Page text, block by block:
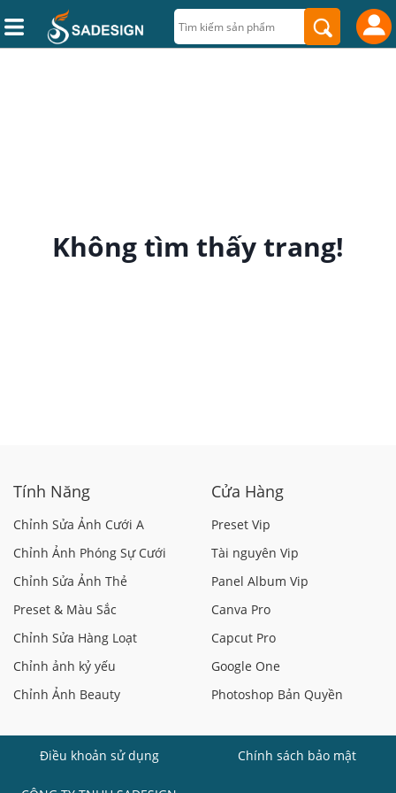
Không tìm thấy trang!
Tính Năng
Chỉnh Sửa Ảnh Cưới A
Chỉnh Ảnh Phóng Sự Cưới
Chỉnh Sửa Ảnh Thẻ
Preset & Màu Sắc
Chỉnh Sửa Hàng Loạt
Chỉnh ảnh kỷ yếu
Chỉnh Ảnh Beauty
Cửa Hàng
Preset Vip
Tài nguyên Vip
Panel Album Vip
Canva Pro
Capcut Pro
Google One
Photoshop Bản Quyền
Điều khoản sử dụng Chính sách bảo mật